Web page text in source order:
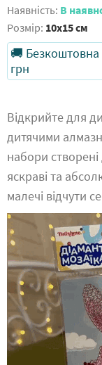
Наявність: В
Розмір: 10x15 см
🚚 Безкоштовна
грн
Відкрийте для
дитячими
набори
яскраві та
малечі відчути